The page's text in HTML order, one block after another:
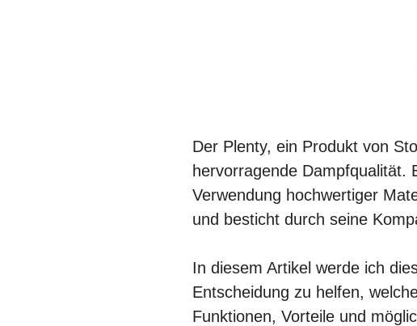
Der Plenty, ein Produkt von
hervorragende Dampfqualität.
Verwendung hochwertiger
und besticht durch seine
In diesem Artikel werde ich
Entscheidung zu helfen,
Funktionen, Vorteile und